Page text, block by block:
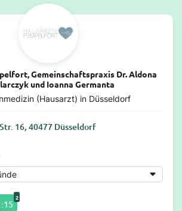
Gemeinschaftspraxis Dr. Aldona
und Ioanna Germanta
(Hausarzt) in Düsseldorf
16, 40477 Düsseldorf
2